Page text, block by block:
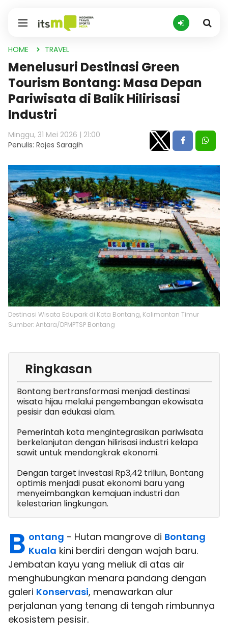
HOME TRAVEL
Menelusuri Destinasi Green
Tourism Bontang: Masa Depan
Pariwisata di Balik Hilirisasi
Industri
Minggu, 31 Mei 2026 | 21:00
Penulis: Rojes Saragih
Destinasi Wisata Edupark di Kota Bontang, Kalimantan Timur
Sumber: Antara/DPMPTSP Bontang
Ringkasan
Bontang bertransformasi menjadi destinasi
wisata hijau melalui pengembangan ekowisata
pesisir dan edukasi alam.
Pemerintah kota mengintegrasikan pariwisata
berkelanjutan dengan hilirisasi industri kelapa
sawit untuk mendongkrak ekonomi.
Dengan target investasi Rp3,42 triliun, Bontang
optimis menjadi pusat ekonomi baru yang
menyeimbangkan kemajuan industri dan
kelestarian lingkungan.
B ontang - Hutan mangrove di Bontang
Kuala kini berdiri dengan wajah baru.
Jembatan kayu yang meliuk di atas air
menghubungkan menara pandang dengan
galeri Konservasi, menawarkan alur
perjalanan yang tenang di tengah rimbunnya
ekosistem pesisir.